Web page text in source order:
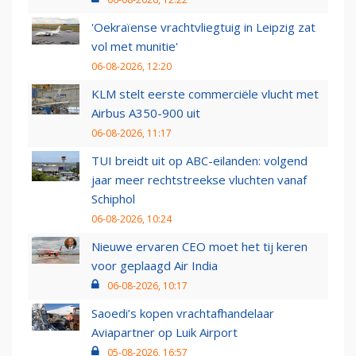
'Oekraïense vrachtvliegtuig in Leipzig zat
vol met munitie'
06-08-2026, 12:20
KLM stelt eerste commerciële vlucht met
Airbus A350-900 uit
06-08-2026, 11:17
TUI breidt uit op ABC-eilanden: volgend
jaar meer rechtstreekse vluchten vanaf
Schiphol
06-08-2026, 10:24
Nieuwe ervaren CEO moet het tij keren
voor geplaagd Air India
06-08-2026, 10:17
Saoedi’s kopen vrachtafhandelaar
Aviapartner op Luik Airport
05-08-2026, 16:57